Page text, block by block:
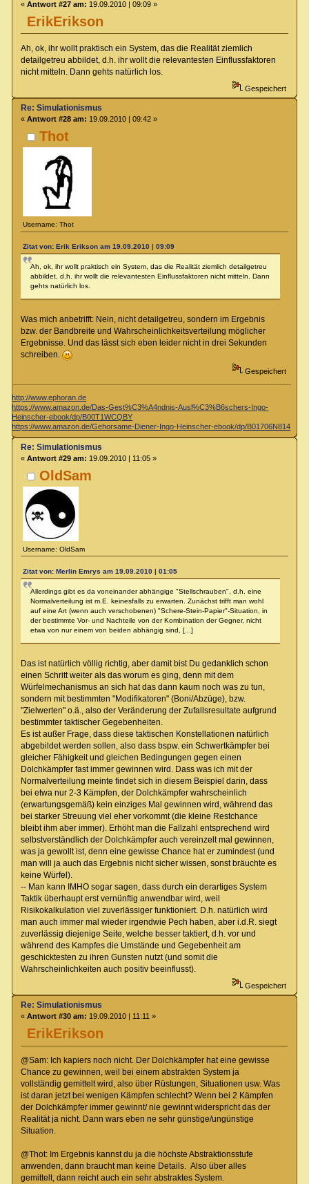
ErikErikson
« Antwort #27 am: 19.09.2010 | 09:09 »
Ah, ok, ihr wollt praktisch ein System, das die Realität ziemlich
detailgetreu abbildet, d.h. ihr wollt die relevantesten Einflussfaktoren
nicht mitteln. Dann gehts natürlich los.
Gespeichert
Thot
Username: Thot
Re: Simulationismus
« Antwort #28 am: 19.09.2010 | 09:42 »
Zitat von: Erik Erikson am 19.09.2010 | 09:09
Ah, ok, ihr wollt praktisch ein System, das die Realität ziemlich detailgetreu
abbildet, d.h. ihr wollt die relevantesten Einflussfaktoren nicht mitteln. Dann
gehts natürlich los.
Was mich anbetrifft: Nein, nicht detailgetreu, sondern im Ergebnis
bzw. der Bandbreite und Wahrscheinlichkeitsverteilung möglicher
Ergebnisse. Und das lässt sich eben leider nicht in drei Sekunden
schreiben.
Gespeichert
http://www.ephoran.de
https://www.amazon.de/Das-Gest%C3%A4ndnis-Ausl%C3%B6schers-Ingo-
Heinscher-ebook/dp/B00T1WCQBY
https://www.amazon.de/Gehorsame-Diener-Ingo-Heinscher-ebook/dp/B01706N814
OldSam
Username: OldSam
Re: Simulationismus
« Antwort #29 am: 19.09.2010 | 11:05 »
Zitat von: Merlin Emrys am 19.09.2010 | 01:05
Allerdings gibt es da voneinander abhängige "Stellschrauben", d.h. eine
Normalverteilung ist m.E. keinesfalls zu erwarten. Zunächst trifft man wohl
auf eine Art (wenn auch verschobenen) "Schere-Stein-Papier"-Situation, in
der bestimmte Vor- und Nachteile von der Kombination der Gegner, nicht
etwa von nur einem von beiden abhängig sind, [...]
Das ist natürlich völlig richtig, aber damit bist Du gedanklich schon
einen Schritt weiter als das worum es ging, denn mit dem
Würfelmechanismus an sich hat das dann kaum noch was zu tun,
sondern mit bestimmten "Modifikatoren" (Boni/Abzüge), bzw.
"Zielwerten" o.ä., also der Veränderung der Zufallsresultate aufgrund
bestimmter taktischer Gegebenheiten.
Es ist außer Frage, dass diese taktischen Konstellationen natürlich
abgebildet werden sollen, also dass bspw. ein Schwertkämpfer bei
gleicher Fähigkeit und gleichen Bedingungen gegen einen
Dolchkämpfer fast immer gewinnen wird. Dass was ich mit der
Normalverteilung meinte findet sich in diesem Beispiel darin, dass
bei etwa nur 2-3 Kämpfen, der Dolchkämpfer wahrscheinlich
(erwartungsgemäß) kein einziges Mal gewinnen wird, während das
bei starker Streuung viel eher vorkommt (die kleine Restchance
bleibt ihm aber immer). Erhöht man die Fallzahl entsprechend wird
selbstverständlich der Dolchkämpfer auch vereinzelt mal gewinnen,
was ja gewollt ist, denn eine gewisse Chance hat er zumindest (und
man will ja auch das Ergebnis nicht sicher wissen, sonst bräuchte es
keine Würfel).
-- Man kann IMHO sogar sagen, dass durch ein derartiges System
Taktik überhaupt erst vernünftig anwendbar wird, weil
Risikokalkulation viel zuverlässiger funktioniert. D.h. natürlich wird
man auch immer mal wieder irgendwie Pech haben, aber i.d.R. siegt
zuverlässig diejenige Seite, welche besser taktiert, d.h. vor und
während des Kampfes die Umstände und Gegebenheit am
geschicktesten zu ihren Gunsten nutzt (und somit die
Wahrscheinlichkeiten auch positiv beeinflusst).
Gespeichert
ErikErikson
Re: Simulationismus
« Antwort #30 am: 19.09.2010 | 11:11 »
@Sam: Ich kapiers noch nicht. Der Dolchkämpfer hat eine gewisse
Chance zu gewinnen, weil bei einem abstrakten System ja
vollständig gemittelt wird, also über Rüstungen, Situationen usw. Was
ist daran jetzt bei wenigen Kämpfen schlecht? Wenn bei 2 Kämpfen
der Dolchkämpfer immer gewinnt/ nie gewinnt widerspricht das der
Realität ja nicht. Dann wars eben ne sehr günstige/ungünstige
Situation.
@Thot: Im Ergebnis kannst du ja die höchste Abstraktionsstufe
anwenden, dann braucht man keine Details. Also über alles
gemittelt, dann reicht auch ein sehr abstraktes System.